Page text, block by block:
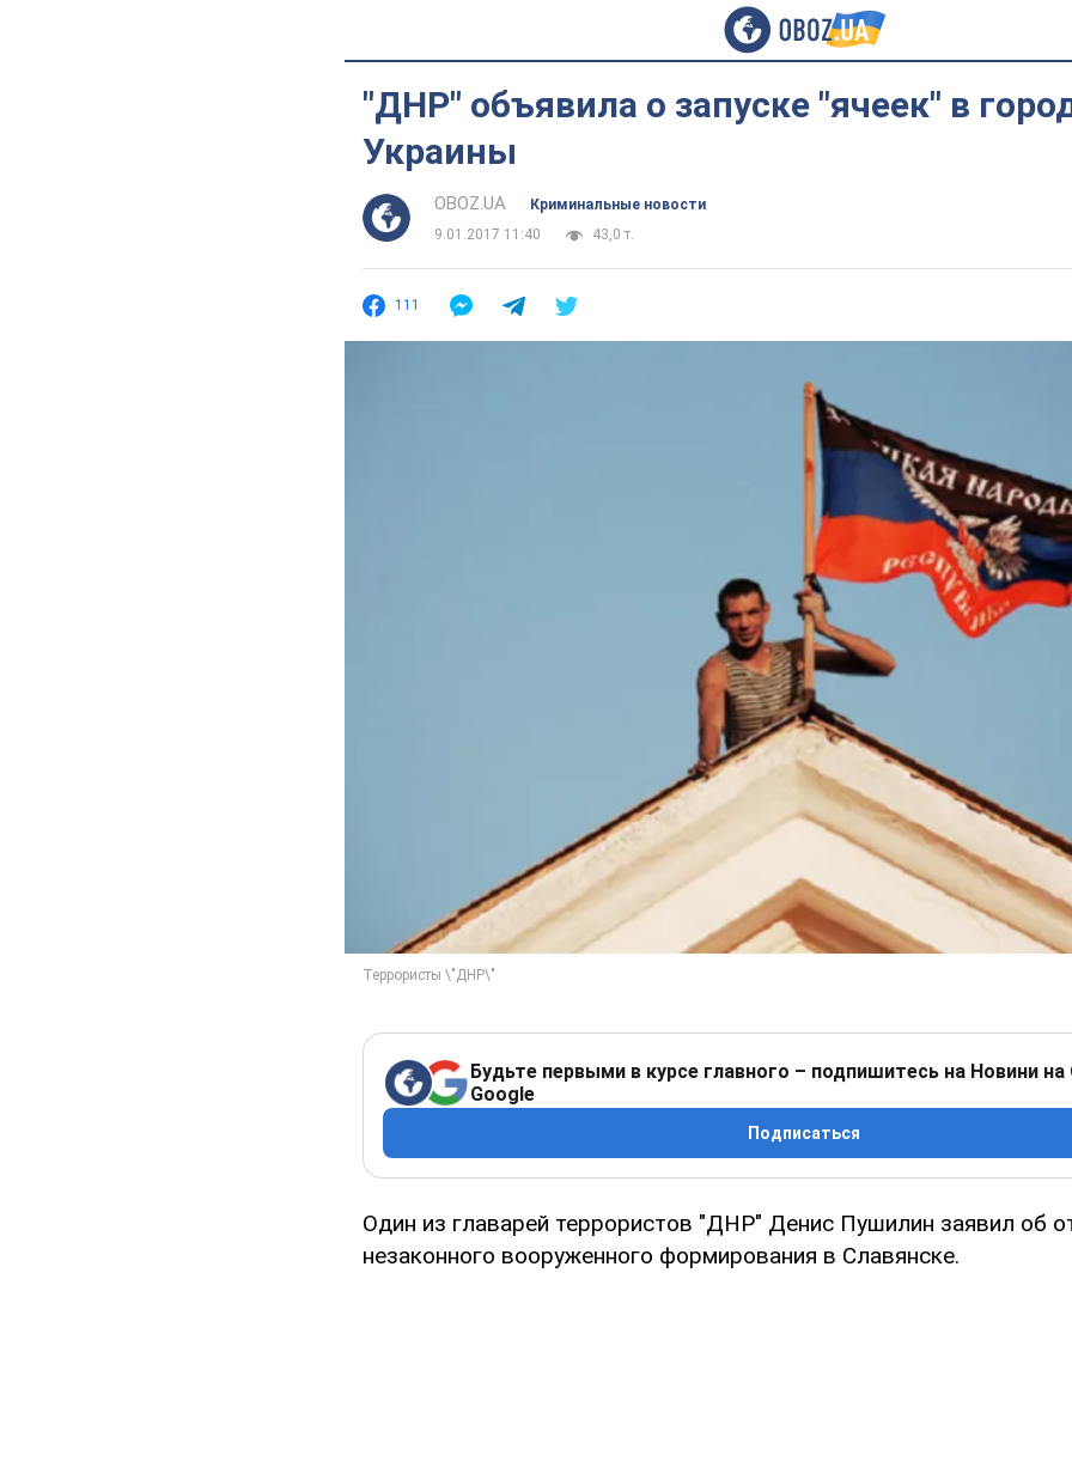
"ДНР" объявила о запуске "ячеек" в
Украины
OBOZ.UA
Криминальные новости
9.01.2017 11:40
43,0 т.
111
Будьте первыми в курсе главного – подпишитесь на Новини на
Google
Подписаться
Один из главарей террористов "ДНР" Денис Пушилин заявил об
незаконного вооруженного формирования в Славянске.